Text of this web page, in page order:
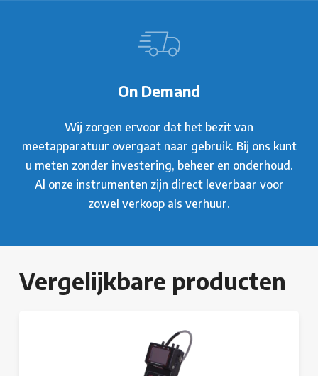
On Demand
Wij zorgen ervoor dat het bezit van
meetapparatuur overgaat naar gebruik. Bij ons kunt
u meten zonder investering, beheer en onderhoud.
Al onze instrumenten zijn direct leverbaar voor
zowel verkoop als verhuur.
Vergelijkbare producten